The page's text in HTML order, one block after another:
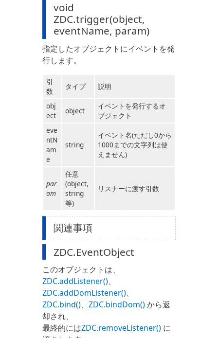
void
ZDC.trigger(object,
eventName, param)
指定したオブジェクトにイベントを発
行します。
引
数
タイプ 説明
obj
ect
object
イベントを発行するオ
ブジェクト
eve
ntN
am
e
string
イベント名(ただし0から
1000までの文字列は使
えません)
par
am
任意
(object,
string
等)
リスナーに渡す引数
関連事項
ZDC.EventObject
このオブジェクトは、
ZDC.addListener()、
ZDC.addDomListener()、
ZDC.bind()、 ZDC.bindDom()から返
却され、
最終的にはZDC.removeListener()に